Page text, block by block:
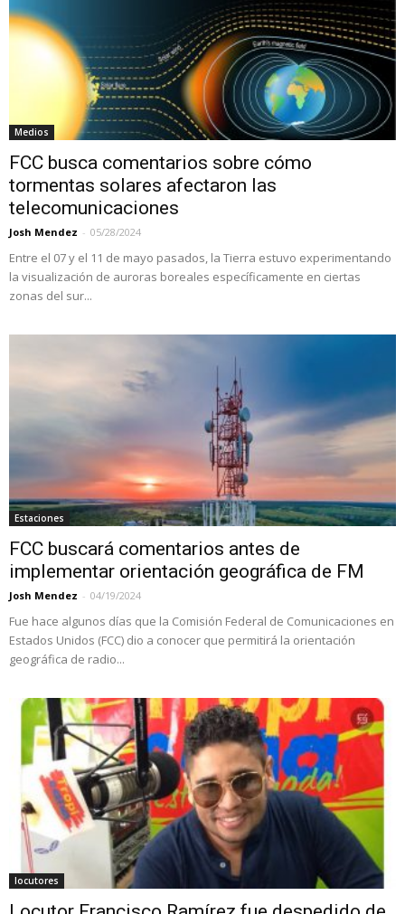
Medios
FCC busca comentarios sobre cómo
tormentas solares afectaron las
telecomunicaciones
Josh Mendez - 05/28/2024
Entre el 07 y el 11 de mayo pasados, la Tierra estuvo experimentando
la visualización de auroras boreales específicamente en ciertas
zonas del sur...
Estaciones
FCC buscará comentarios antes de
implementar orientación geográfica de FM
Josh Mendez - 04/19/2024
Fue hace algunos días que la Comisión Federal de Comunicaciones en
Estados Unidos (FCC) dio a conocer que permitirá la orientación
geográfica de radio...
locutores